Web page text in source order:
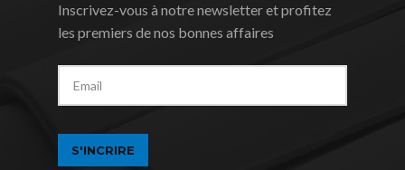
Inscrivez-vous à notre newsletter et profitez
les premiers de nos bonnes affaires